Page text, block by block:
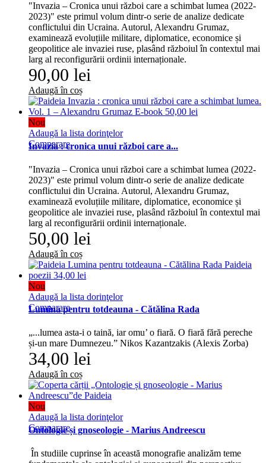
"Invazia – Cronica unui război care a schimbat lumea (2022-
2023)" este primul volum dintr-o serie de analize dedicate
conflictului din Ucraina. Autorul, Alexandru Grumaz,
examinează evoluțiile militare, diplomatice, economice și
geopolitice ale invaziei ruse, plasând războiul în contextul mai
larg al reconfigurării ordinii internaționale.
90,00 lei
Adaugă în coș
Nou
Adaugă la lista dorinţelor
Comparare
Invazia : cronica unui război care a...
"Invazia – Cronica unui război care a schimbat lumea (2022-
2023)" este primul volum dintr-o serie de analize dedicate
conflictului din Ucraina. Autorul, Alexandru Grumaz,
examinează evoluțiile militare, diplomatice, economice și
geopolitice ale invaziei ruse, plasând războiul în contextul mai
larg al reconfigurării ordinii internaționale.
50,00 lei
Adaugă în coș
Nou
Adaugă la lista dorinţelor
Comparare
Lumina pentru totdeauna - Cătălina Rada
„...lumea asta-i o taină, iar omu’ o fiară. O fiară fără pereche
și-un mare Dumnezeu.” Nikos Kazantzakis (Alexis Zorba)
34,00 lei
Adaugă în coș
Nou
Adaugă la lista dorinţelor
Comparare
Ontologie și gnoseologie - Marius Andreescu
În studiile cuprinse în această monografie analizăm teme